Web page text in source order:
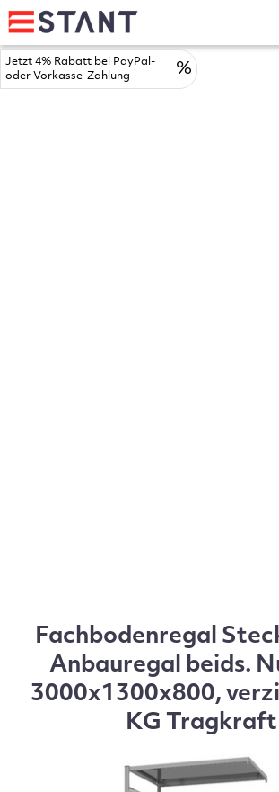
Jetzt 4% Rabatt bei PayPal-
oder Vorkasse-Zahlung
%
Fachbodenregal
Anbauregal beids.
3000x1300x800,
KG Tragkraft